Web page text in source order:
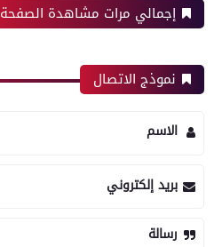
إجمالي مرات مشاهدة الصفحة
نموذج الاتصال
الاسم
بريد إلكتروني
رسالة